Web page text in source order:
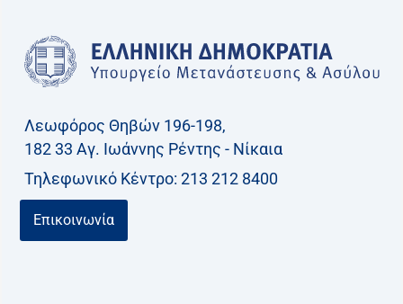
σ
ι
Λεωφόρος Θηβών 196-198,
182 33 Aγ. Ιωάννης Ρέντης - Νίκαια
Τηλεφωνικό Kέντρο: 213 212 8400
Επικοινωνία